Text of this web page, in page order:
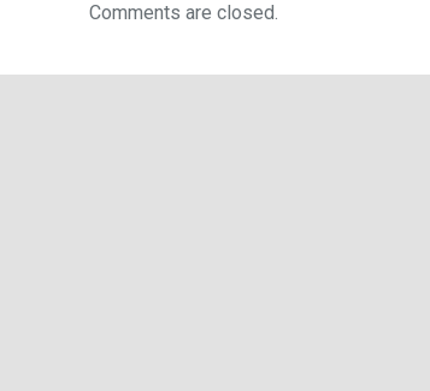
Comments are closed.